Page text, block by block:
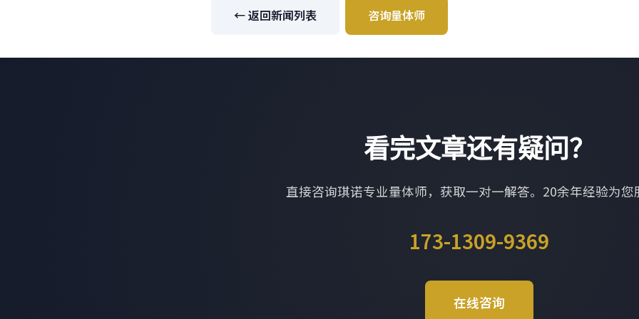
← 返回新闻列表 咨询量体师
看完文章还有疑问？
直接咨询琪诺专业量体师，获取一对一解答。20余年经验为您
173-1309-9369
在线咨询